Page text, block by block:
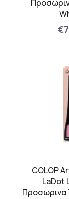
COLOP
LaDot
Προσωρινά